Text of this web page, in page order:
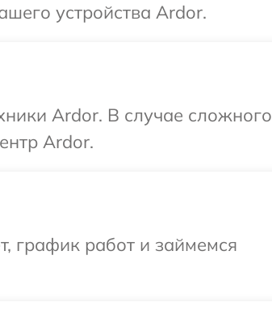
устройства Ardor.
Ardor. В случае сложного
Ardor.
график работ и займемся